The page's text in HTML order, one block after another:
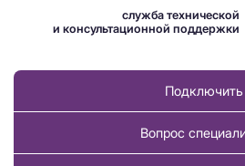
служба технической
и консультационной поддержки
Подключить
Вопрос